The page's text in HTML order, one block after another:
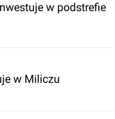
w podstrefie
w Miliczu